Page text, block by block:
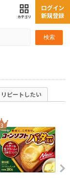
検索
ログイン
新規登録
リピートしたい
3